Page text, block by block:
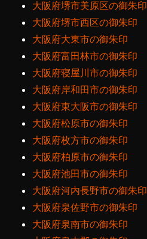
大阪府堺市美原区の御朱印
大阪府堺市西区の御朱印
大阪府大東市の御朱印
大阪府富田林市の御朱印
大阪府寝屋川市の御朱印
大阪府岸和田市の御朱印
大阪府東大阪市の御朱印
大阪府松原市の御朱印
大阪府枚方市の御朱印
大阪府柏原市の御朱印
大阪府池田市の御朱印
大阪府河内長野市の御朱印
大阪府泉佐野市の御朱印
大阪府泉南市の御朱印